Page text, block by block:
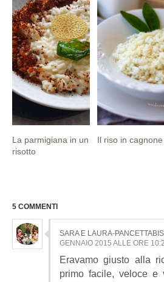
La parmigiana in un
risotto
Il riso in cagnone
5 COMMENTI
SARA E LAURA-
GENNAIO 2015 ALLE ORE
Eravamo giusto alla
primo facile, veloce e